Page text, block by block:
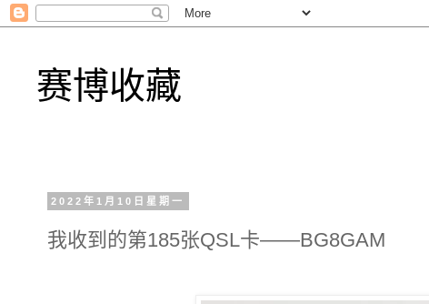
赛博收藏
2022年1月10日星期一
我收到的第185张QSL卡——BG8GAM